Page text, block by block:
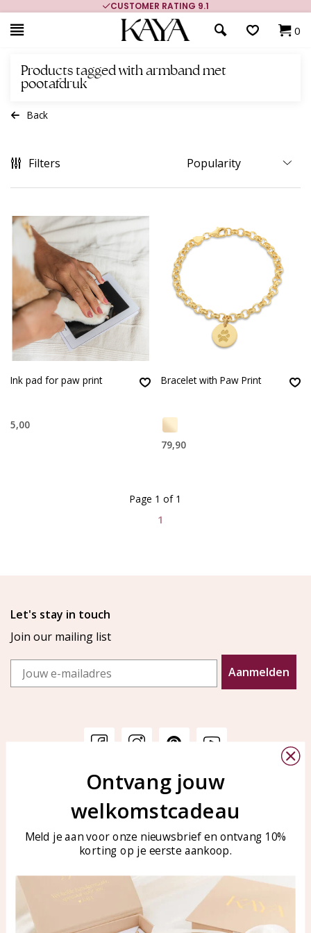
CUSTOMER RATING 9.1
0
Products tagged with armband met
pootafdruk
Back
Filters
Ink pad for paw print
5,00
Bracelet with Paw Print
79,90
1
Page 1 of 1
Let's stay in touch
Join our mailing list
Email
Aanmelden
Customer service
Customer service
Care for your jewelry
KAYA Sieraden
Bellen of WhatsApp Ma-Vr
Tel: 0850003187
WhatsApp: 0850003187
klantenservice@kayasierade
Ontvang jouw
welkomstcadeau
Meld je aan voor onze nieuwsbrief en ontvang 10%
korting op je eerste aankoop.